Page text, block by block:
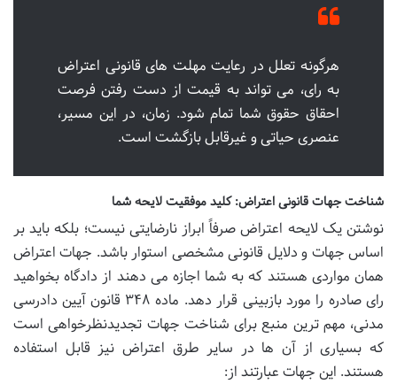
هرگونه تعلل در رعایت مهلت های قانونی اعتراض
به رای، می تواند به قیمت از دست رفتن فرصت
احقاق حقوق شما تمام شود. زمان، در این مسیر،
عنصری حیاتی و غیرقابل بازگشت است.
شناخت جهات قانونی اعتراض: کلید موفقیت لایحه شما
نوشتن یک لایحه اعتراض صرفاً ابراز نارضایتی نیست؛ بلکه باید بر
اساس جهات و دلایل قانونی مشخصی استوار باشد. جهات اعتراض
همان مواردی هستند که به شما اجازه می دهند از دادگاه بخواهید
رای صادره را مورد بازبینی قرار دهد. ماده ۳۴۸ قانون آیین دادرسی
مدنی، مهم ترین منبع برای شناخت جهات تجدیدنظرخواهی است
که بسیاری از آن ها در سایر طرق اعتراض نیز قابل استفاده
هستند. این جهات عبارتند از: